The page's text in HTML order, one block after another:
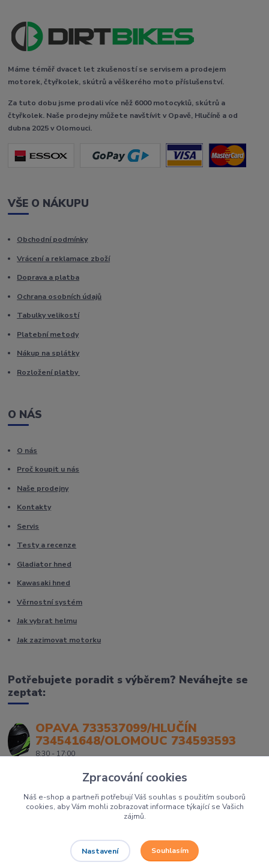
Máme téměř dvacet let zkušeností se servisem a prodejem
motorek, čtyřkolek, skútrů a věškerého moto příslušenství.
Za tuto dobu jsme prodali více něž 6000 motocyklů, skútrů a
čtyřkolek. Naše prodejny můžete navštívit v Opavě, Hlučíně a od
dubna 2025 v Olomouci.
VŠE O NÁKUPU
Obchodní podmínky
Vrácení a reklamace zboží
Doprava a platba
Ochrana osobních údajů
Tabulky velikostí
Platební metody
Nákup na splátky
Rozložení platby
O NÁS
O nás
Proč koupit u nás
Naše prodejny
Kontakty
Servis
Testy a recenze
Gladiator hned
Kawasaki hned
Věrnostní systém
Jak vybrat helmu
Jak zazimovat motorku
Potřebujete poradit s výběrem? Neváhejte se
zeptat:
OPAVA 733537099/HLUČÍN
734541648/OLOMOUC 734593593
8:30 - 17:00
Největší prodejce motorek, čtyřkolek a skútrů na Severní Moravě to je
Zpracování cookies
Náš e-shop a partneři potřebují Váš souhlas s použitím souborů
cookies, aby Vám mohli zobrazovat informace týkající se Vašich
zájmů.
Nastavení Souhlasím